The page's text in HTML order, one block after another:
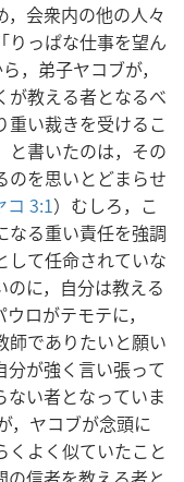
，会衆内の他の人々
りっぱな仕事を望ん
，弟子ヤコブが，
が教える者となるべ
重い裁きを受けるこ
と書いたのは，その
のを思いとどまらせ
コ 3:1）むしろ，こ
なる重い責任を強調
して任命されていな
に，自分は教える
ロがテモテに，
師でありたいと願い
分が強く言い張って
ない者となっていま
，ヤコブが念頭に
くよく似ていたこと